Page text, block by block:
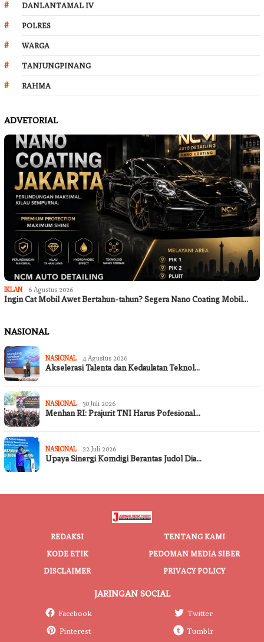
DANLANTAMAL IV
POLRES
WARGA
TANJUNGPINANG
RAHMA
ADVETORIAL
IKLAN 6 Agustus 2026
Ingin Cat Mobil Awet Bertahun-tahun? Segera Nano Coating Mobil…
NASIONAL
NASIONAL 4 Agustus 2026
Akselerasi Talenta dan Kedaulatan Teknol…
NASIONAL 30 Juli 2026
Menhan RI: Prajurit TNI Harus Pofesional…
NASIONAL 22 Juli 2026
Upaya Sinergi Komdigi Berantas Judol Dia…
REDAKSI
TENTANG KAMI
KODE ETIK
PEDOMAN MEDIA SIBER
DISCLAIMER
PRIVACY POLICY
JARINGAN SOCIAL
Facebook
Twitter
Pinterest
Tumblr